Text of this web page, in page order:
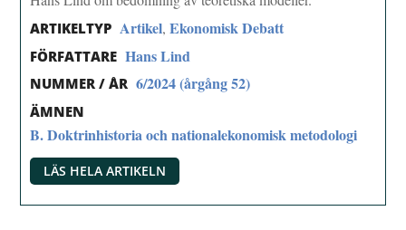
ARTIKELTYP Artikel,Ekonomisk Debatt
FÖRFATTARE Hans Lind
NUMMER / ÅR 6/2024 (årgång 52)
ÄMNEN
B. Doktrinhistoria och nationalekonomisk metodologi
LÄS HELA ARTIKELN